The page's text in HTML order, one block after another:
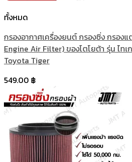
ทั้งหมด
กรองอากาศเครื่องยนต์ กรองซิ่ง กรอง
Engine Air Filter) ของโตโยต้า รุ่น ไท
Toyota Tiger
549.00 ฿